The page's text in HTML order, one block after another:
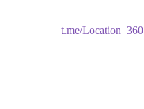
t.me/Location_360